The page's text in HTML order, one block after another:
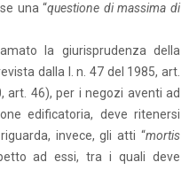
una “questione di massima di
la giurisprudenza della
dalla l. n. 47 del 1985, art.
art. 46), per i negozi aventi ad
edificatoria, deve ritenersi
invece, gli atti “mortis
ad essi, tra i quali deve